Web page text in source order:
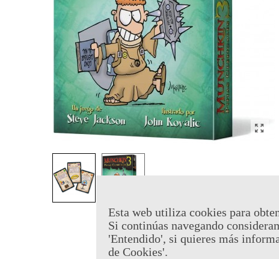
Esta web utiliza cookies para
Si continúas navegando
'Entendido', si quieres más
de Cookies'.